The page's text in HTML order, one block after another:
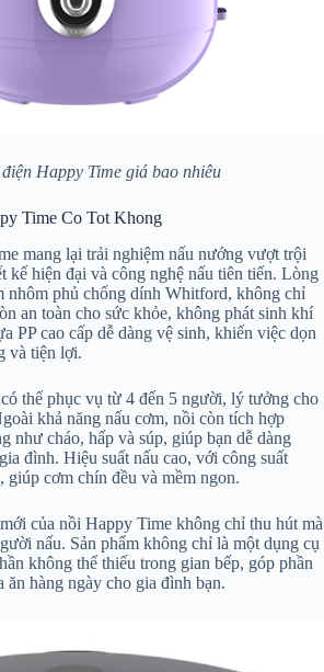
Happy Time giá bao nhiêu
Time Co Tot Khong
mang lại trải nghiệm nấu nướng vượt trội
kế hiện đại và công nghệ nấu tiên tiến. Lòng
nhôm phủ chống dính Whitford, không chỉ
an toàn cho sức khỏe, không phát sinh khí
PP cao cấp dễ dàng vệ sinh, khiến việc dọn
và tiện lợi.
thể phục vụ từ 4 đến 5 người, lý tưởng cho
khả năng nấu cơm, nồi còn tích hợp
như cháo, hấp và súp, giúp bạn dễ dàng
đình. Hiệu suất nấu cao, với công suất
giúp cơm chín đều và mềm ngon.
của nồi Happy Time không chỉ thu hút mà
nấu. Sản phẩm không chỉ là một dụng cụ
không thể thiếu trong gian bếp, góp phần
ăn hàng ngày cho gia đình bạn.